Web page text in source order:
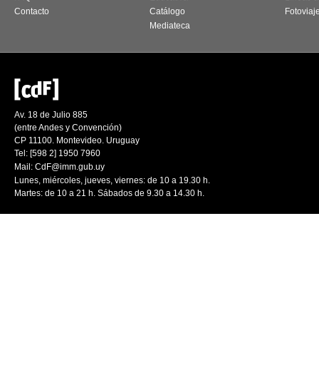
Contacto
Catálogo
Mediateca
Av. 18 de Julio 885
(entre Andes y Convención)
CP 11100. Montevideo. Uruguay
Tel: [598 2] 1950 7960
Mail: CdF@imm.gub.uy
Lunes, miércoles, jueves, viernes: de 10 a 19.30 h.
Martes: de 10 a 21 h. Sábados de 9.30 a 14.30 h.